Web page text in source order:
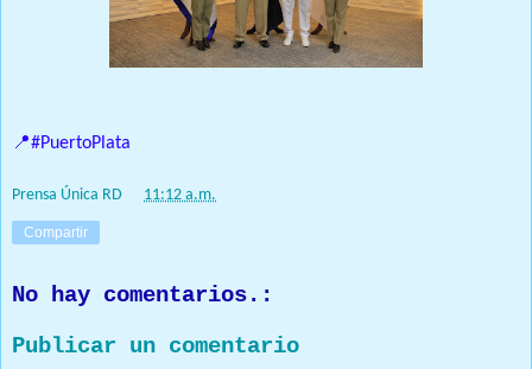
📍#PuertoPlata
Prensa Única RD 11:12 a.m.
Compartir
No hay comentarios.:
Publicar un comentario